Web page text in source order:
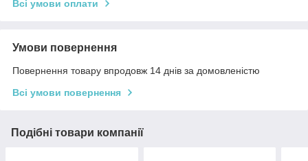
Всі умови оплати
Умови повернення
Повернення товару впродовж 14 днів за домовленістю
Всі умови повернення
Подібні товари компанії